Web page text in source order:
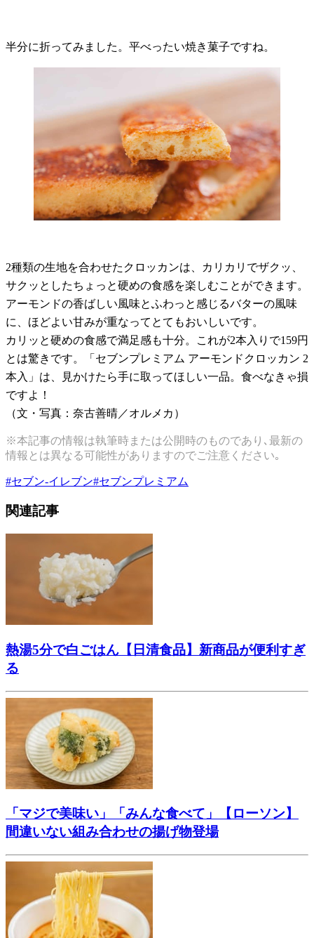
半分に折ってみました。平べったい焼き菓子ですね。
2種類の生地を合わせたクロッカンは、カリカリでザクッ、
サクッとしたちょっと硬めの食感を楽しむことができます。
アーモンドの香ばしい風味とふわっと感じるバターの風味
に、ほどよい甘みが重なってとてもおいしいです。
カリッと硬めの食感で満足感も十分。これが2本入りで159円
とは驚きです。「セブンプレミアム アーモンドクロッカン 2
本入」は、見かけたら手に取ってほしい一品。食べなきゃ損
ですよ！
（文・写真：奈古善晴／オルメカ）
※本記事の情報は執筆時または公開時のものであり､最新の
情報とは異なる可能性がありますのでご注意ください｡
#セブン-イレブン#セブンプレミアム
関連記事
熱湯5分で白ごはん【日清食品】新商品が便利すぎ
る
「マジで美味い」「みんな食べて」【ローソン】
間違いない組み合わせの揚げ物登場